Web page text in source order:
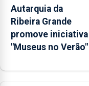
pessoais,
emocionais
e
sociais
das
Autarquia da
Ribeira Grande
promove iniciativa
"Museus no Verão"